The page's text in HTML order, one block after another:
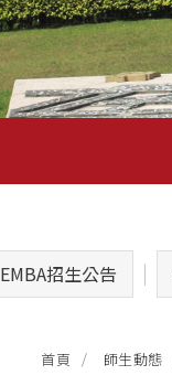
EMBA招生公告
首頁 師生動態